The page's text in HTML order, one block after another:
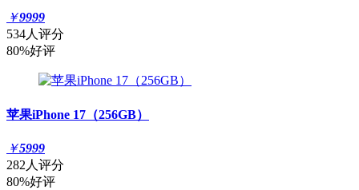
￥9999
534人评分
80%好评
苹果iPhone 17（256GB）
￥5999
282人评分
80%好评